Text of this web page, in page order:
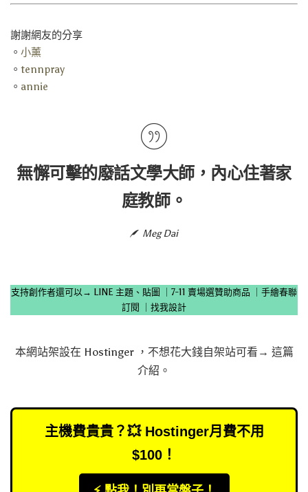
謝謝網友的分享
。 小薰
。 tennpray
。 annie
無懈可擊的廢話文學大師，內心住著家
庭教師。
Meg Dai
支持創作者還可以→ LINE 主題、貼圖 7-11 賣場選贊助商品
手繪春聯
訂閱
找我設計
本網站架設在 Hostinger，不想花大錢自架站可看→ 這篇
介紹 。
主機費貴貴？💥 Hostinger月費不用
$100！